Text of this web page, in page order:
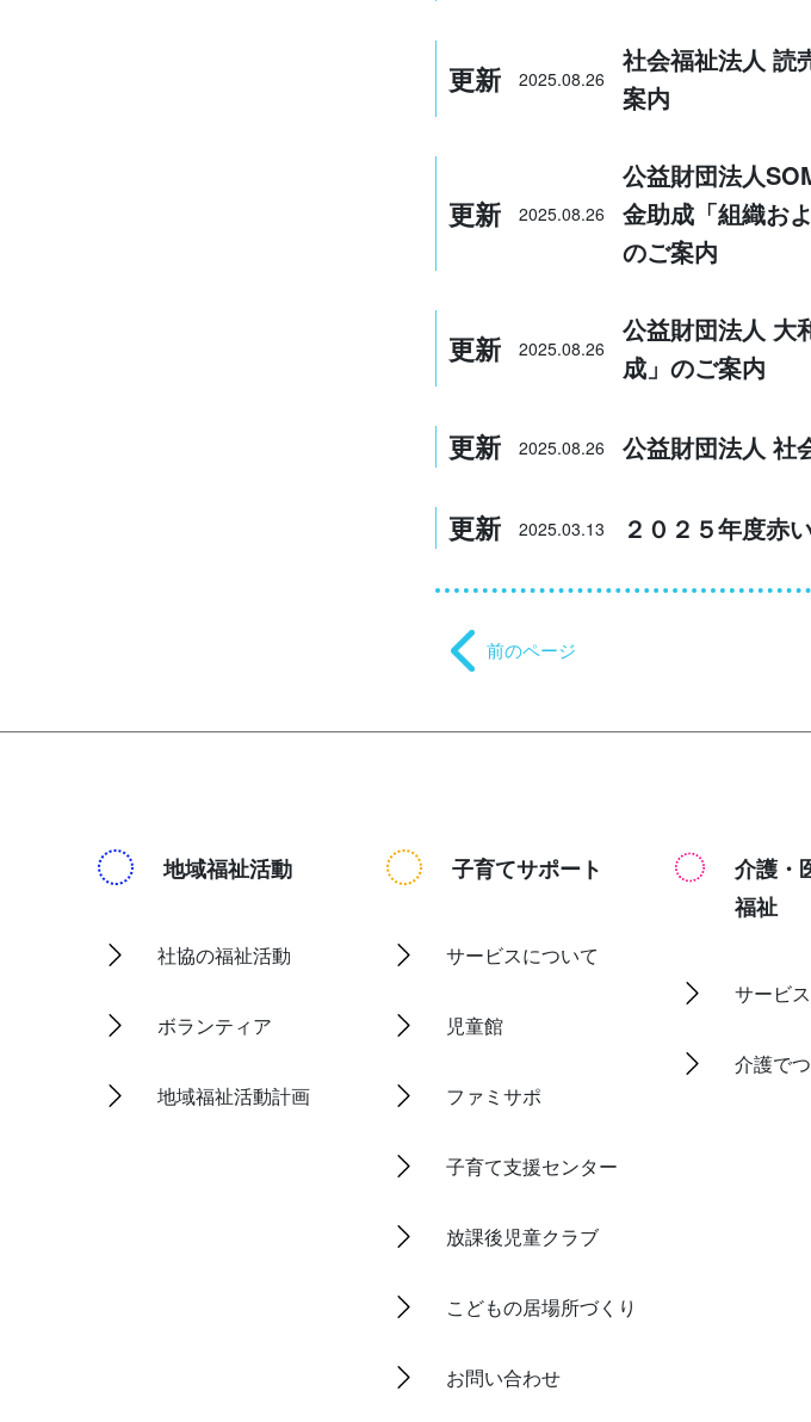
更新 2025.08.26
社会福祉法人 読
案内
更新 2025.08.26
公益財団法人
金助成「組織お
のご案内
更新 2025.08.26
公益財団法人 大
成」のご案内
更新 2025.08.26 公益財団法人 社
更新 2025.03.13 ２０２５年度赤
前のページ
地域福祉活動
社協の福祉活動
ボランティア
地域福祉活動計画
子育てサポート
サービスについて
児童館
ファミサポ
子育て支援センター
放課後児童クラブ
こどもの居場所づくり
お問い合わせ
介護・
福祉
サービ
介護で